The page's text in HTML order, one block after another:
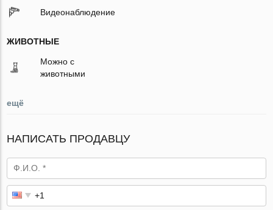
Видеонаблюдение
ЖИВОТНЫЕ
Можно с
животными
ещё
НАПИСАТЬ ПРОДАВЦУ